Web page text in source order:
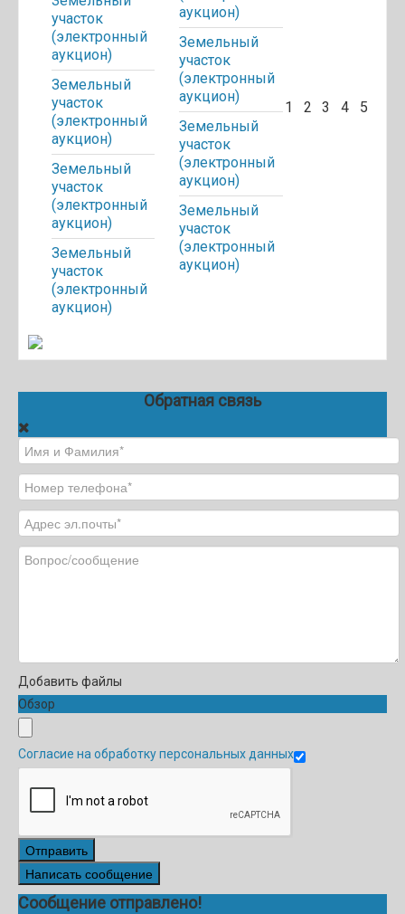
участок
(электронный
аукцион)
Земельный
участок
(электронный
аукцион)
Земельный
участок
(электронный
аукцион)
Земельный
участок
(электронный
аукцион)
аукцион)
Земельный
участок
(электронный
аукцион)
Земельный
участок
(электронный
аукцион)
Земельный
участок
(электронный
аукцион)
1 2 3 4 5
Обратная связь
Добавить файлы
Обзор
Согласие на обработку персональных данных
Отправить
Написать сообщение
Сообщение отправлено!